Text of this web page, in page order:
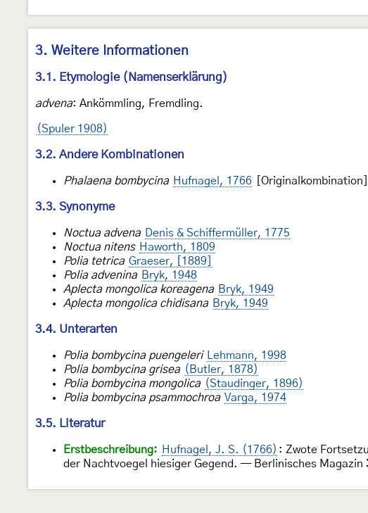
3. Weitere Informationen
3.1. Etymologie (Namenserklärung)
advena: Ankömmling, Fremdling.
(Spuler 1908)
3.2. Andere Kombinationen
Phalaena bombycina Hufnagel, 1766 [Originalkombination]
3.3. Synonyme
Noctua advena
Denis & Schiffermüller, 1775
Noctua nitens Haworth, 1809
Polia tetrica Graeser, [1889]
Polia advenina Bryk, 1948
Aplecta mongolica koreagena Bryk, 1949
Aplecta mongolica chidisana Bryk, 1949
3.4. Unterarten
Polia bombycina puengeleri
Lehmann, 1998
Polia bombycina grisea (Butler, 1878)
Polia bombycina mongolica (Staudinger, 1896)
Polia bombycina psammochroa Varga, 1974
3.5. Literatur
Erstbeschreibung: Hufnagel, J. S. (1766) : Zwote
der Nachtvoegel hiesiger Gegend. — Berlinisches Magazin